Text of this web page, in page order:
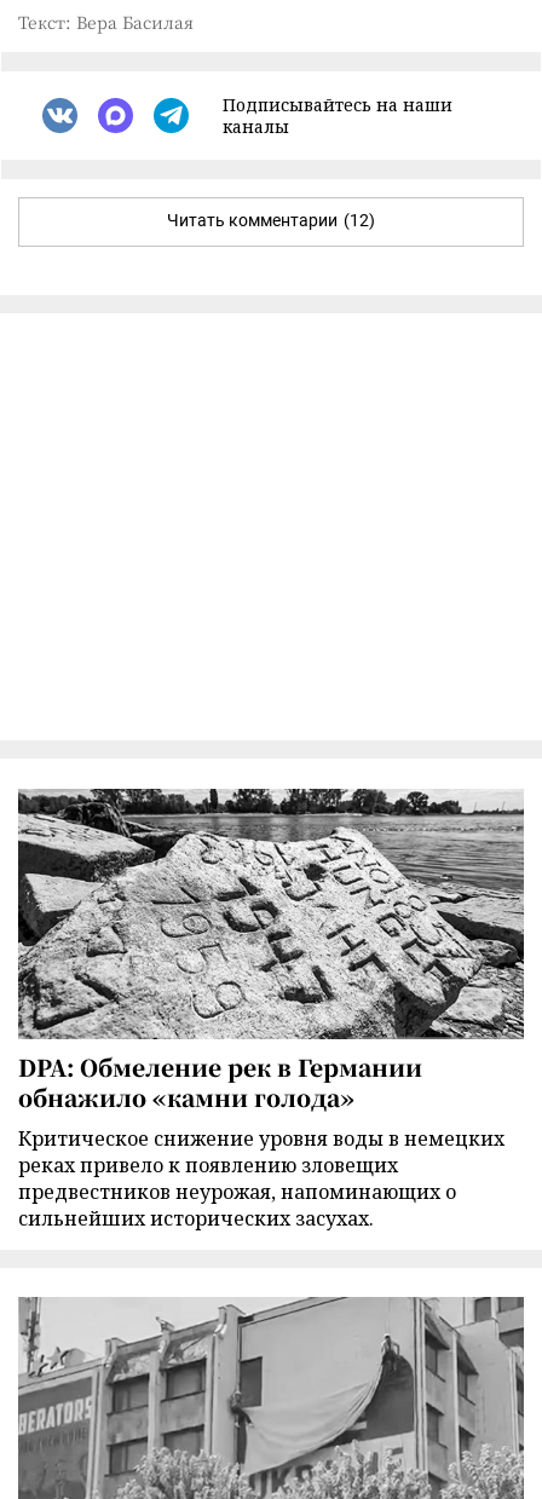
Текст: Вера Басилая
Подписывайтесь на наши
каналы
Читать комментарии (12)
DPA: Обмеление рек в Германии
обнажило «камни голода»
Критическое снижение уровня воды в немецких
реках привело к появлению зловещих
предвестников неурожая, напоминающих о
сильнейших исторических засухах.